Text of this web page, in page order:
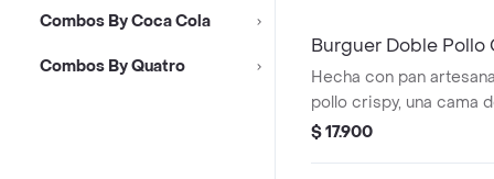
Combos By Coca Cola
Combos By Quatro
Burguer Doble Pollo
Hecha con pan
pollo crispy, una cama
tomate, cebolla
$ 17.900